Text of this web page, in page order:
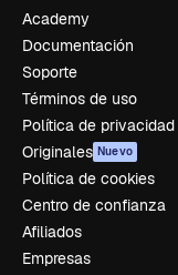
Academy
Documentación
Soporte
Términos de uso
Política de privacidad
Originales Nuevo
Política de cookies
Centro de confianza
Afiliados
Empresas